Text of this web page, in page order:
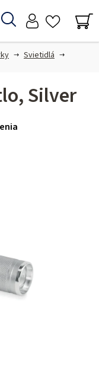
Hľadať
Svietidlá
Silver